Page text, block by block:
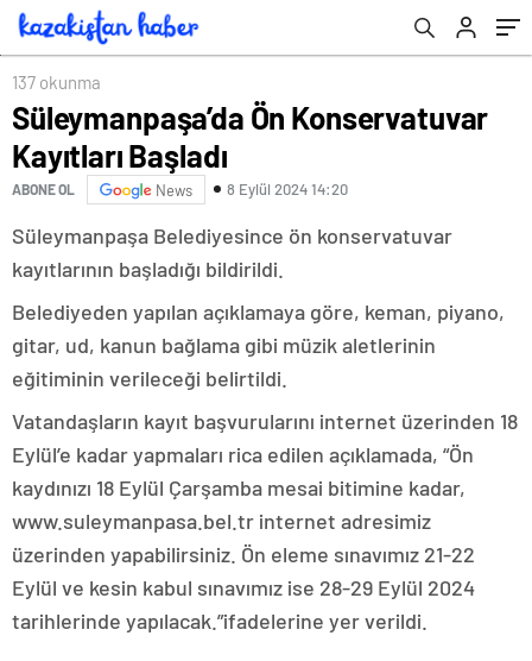
137 okunma
Süleymanpaşa’da Ön Konservatuvar
Kayıtları Başladı
ABONE OL News 8 Eylül 2024 14:20
Süleymanpaşa Belediyesince ön konservatuvar
kayıtlarının başladığı bildirildi.
Belediyeden yapılan açıklamaya göre, keman, piyano,
gitar, ud, kanun bağlama gibi müzik aletlerinin
eğitiminin verileceği belirtildi.
Vatandaşların kayıt başvurularını internet üzerinden 18
Eylül’e kadar yapmaları rica edilen açıklamada, “Ön
kaydınızı 18 Eylül Çarşamba mesai bitimine kadar,
www.suleymanpasa.bel.tr internet adresimiz
üzerinden yapabilirsiniz. Ön eleme sınavımız 21-22
Eylül ve kesin kabul sınavımız ise 28-29 Eylül 2024
tarihlerinde yapılacak.”ifadelerine yer verildi.